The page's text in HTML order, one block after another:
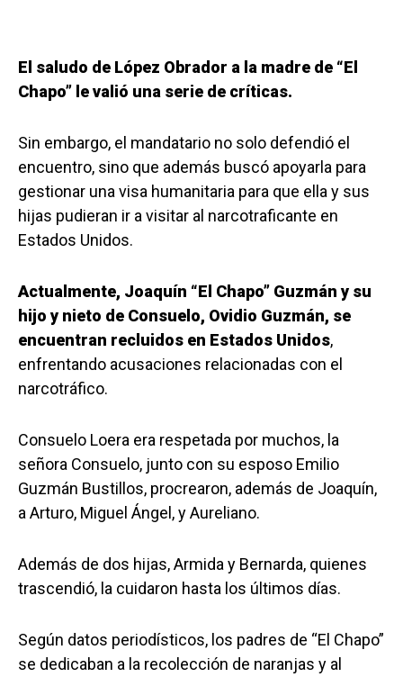
El saludo de López Obrador a la madre de “El
Chapo” le valió una serie de críticas.
Sin embargo, el mandatario no solo defendió el
encuentro, sino que además buscó apoyarla para
gestionar una visa humanitaria para que ella y sus
hijas pudieran ir a visitar al narcotraficante en
Estados Unidos.
Actualmente, Joaquín “El Chapo” Guzmán y su
hijo y nieto de Consuelo, Ovidio Guzmán, se
encuentran recluidos en Estados Unidos,
enfrentando acusaciones relacionadas con el
narcotráfico.
Consuelo Loera era respetada por muchos, la
señora Consuelo, junto con su esposo Emilio
Guzmán Bustillos, procrearon, además de Joaquín,
a Arturo, Miguel Ángel, y Aureliano.
Además de dos hijas, Armida y Bernarda, quienes
trascendió, la cuidaron hasta los últimos días.
Según datos periodísticos, los padres de “El Chapo”
se dedicaban a la recolección de naranjas y al